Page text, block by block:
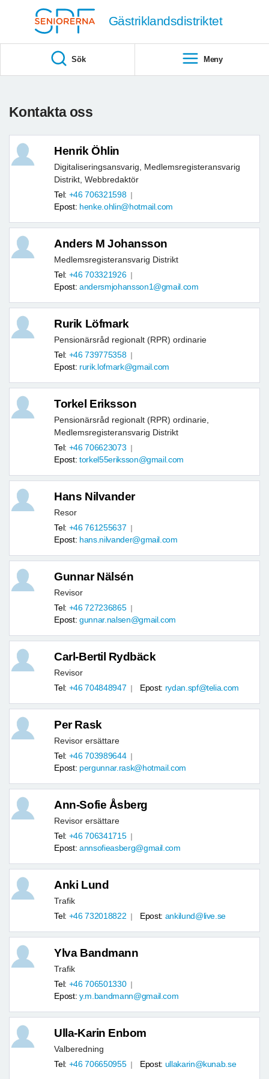
Gästriklandsdistriktet
Sök Meny
Kontakta oss
Henrik Öhlin
Digitaliseringsansvarig, Medlemsregisteransvarig
Distrikt, Webbredaktör
Tel: +46 706321598
Epost: henke.ohlin@hotmail.com
Anders M Johansson
Medlemsregisteransvarig Distrikt
Tel: +46 703321926
Epost: andersmjohansson1@gmail.com
Rurik Löfmark
Pensionärsråd regionalt (RPR) ordinarie
Tel: +46 739775358
Epost: rurik.lofmark@gmail.com
Torkel Eriksson
Pensionärsråd regionalt (RPR) ordinarie,
Medlemsregisteransvarig Distrikt
Tel: +46 706623073
Epost: torkel55eriksson@gmail.com
Hans Nilvander
Resor
Tel: +46 761255637
Epost: hans.nilvander@gmail.com
Gunnar Nälsén
Revisor
Tel: +46 727236865
Epost: gunnar.nalsen@gmail.com
Carl-Bertil Rydbäck
Revisor
Tel: +46 704848947 Epost: rydan.spf@telia.com
Per Rask
Revisor ersättare
Tel: +46 703989644
Epost: pergunnar.rask@hotmail.com
Ann-Sofie Åsberg
Revisor ersättare
Tel: +46 706341715
Epost: annsofieasberg@gmail.com
Anki Lund
Trafik
Tel: +46 732018822 Epost: ankilund@live.se
Ylva Bandmann
Trafik
Tel: +46 706501330
Epost: y.m.bandmann@gmail.com
Ulla-Karin Enbom
Valberedning
Tel: +46 706650955 Epost: ullakarin@kunab.se